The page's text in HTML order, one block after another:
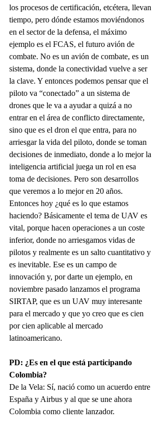
los procesos de certificación, etcétera, llevan
tiempo, pero dónde estamos moviéndonos
en el sector de la defensa, el máximo
ejemplo es el FCAS, el futuro avión de
combate. No es un avión de combate, es un
sistema, donde la conectividad vuelve a ser
la clave. Y entonces podemos pensar que el
piloto va “conectado” a un sistema de
drones que le va a ayudar a quizá a no
entrar en el área de conflicto directamente,
sino que es el dron el que entra, para no
arriesgar la vida del piloto, donde se toman
decisiones de inmediato, donde a lo mejor la
inteligencia artificial juega un rol en esa
toma de decisiones. Pero son desarrollos
que veremos a lo mejor en 20 años.
Entonces hoy ¿qué es lo que estamos
haciendo? Básicamente el tema de UAV es
vital, porque hacen operaciones a un coste
inferior, donde no arriesgamos vidas de
pilotos y realmente es un salto cuantitativo y
es inevitable. Ese es un campo de
innovación y, por darte un ejemplo, en
noviembre pasado lanzamos el programa
SIRTAP, que es un UAV muy interesante
para el mercado y que yo creo que es cien
por cien aplicable al mercado
latinoamericano.
PD: ¿Es en el que está participando
Colombia?
De la Vela: Sí, nació como un acuerdo entre
España y Airbus y al que se une ahora
Colombia como cliente lanzador.